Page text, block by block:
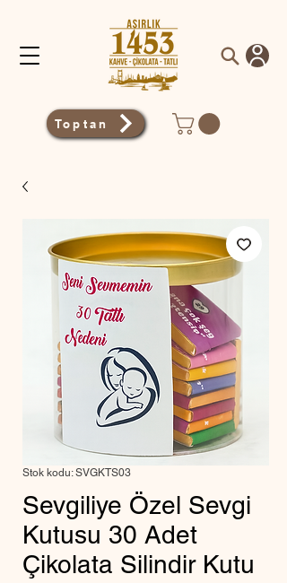
Toptan
Stok kodu: SVGKTS03
Sevgiliye Özel Sevgi
Kutusu 30 Adet
Çikolata Silindir Kutu